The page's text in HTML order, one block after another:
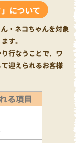
について
・ネコちゃんを対象
す。
行なうことで、ワ
迎えられるお客様
る項目